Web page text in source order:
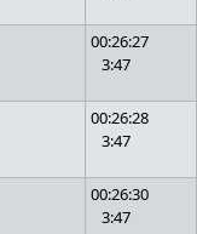
00:26:27
3:47
00:26:28
3:47
00:26:30
3:47